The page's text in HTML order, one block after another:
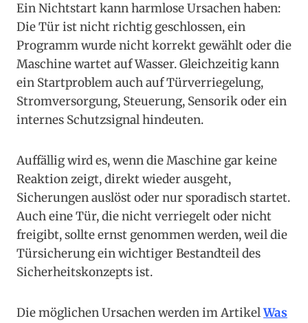
Ein Nichtstart kann harmlose Ursachen haben:
Die Tür ist nicht richtig geschlossen, ein
Programm wurde nicht korrekt gewählt oder die
Maschine wartet auf Wasser. Gleichzeitig kann
ein Startproblem auch auf Türverriegelung,
Stromversorgung, Steuerung, Sensorik oder ein
internes Schutzsignal hindeuten.
Auffällig wird es, wenn die Maschine gar keine
Reaktion zeigt, direkt wieder ausgeht,
Sicherungen auslöst oder nur sporadisch startet.
Auch eine Tür, die nicht verriegelt oder nicht
freigibt, sollte ernst genommen werden, weil die
Türsicherung ein wichtiger Bestandteil des
Sicherheitskonzepts ist.
Die möglichen Ursachen werden im ArtikelWas